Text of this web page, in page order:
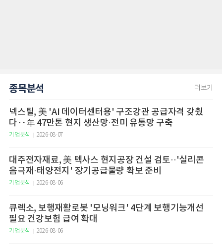
종목분석 더보기
넥스틸, 美 'AI 데이터센터용' 구조강관 공급자격 갖췄
다‥年 47만톤 현지 생산망·전미 유통망 구축
기업분석 2026-08-07
대주전자재료, 美 텍사스 현지공장 건설 검토··'실리콘
음극재·태양전지' 장기공급물량 확보 준비
기업분석 2026-08-06
큐렉소, 보행재활로봇 '모닝워크' 4단계 보행기능개선
필요 건강보험 급여 확대
기업분석 2026-08-06